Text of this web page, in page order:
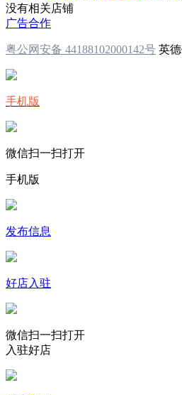
没有相关店铺
广告合作
粤公网安备 44188102000142号 英
手机版
微信扫一扫打开
手机版
发布信息
好店入驻
微信扫一扫打开
入驻好店